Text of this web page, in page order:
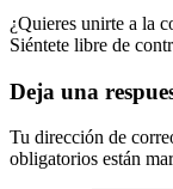
¿Quieres unirte a la
Siéntete libre de
Deja una
Tu dirección de
obligatorios están